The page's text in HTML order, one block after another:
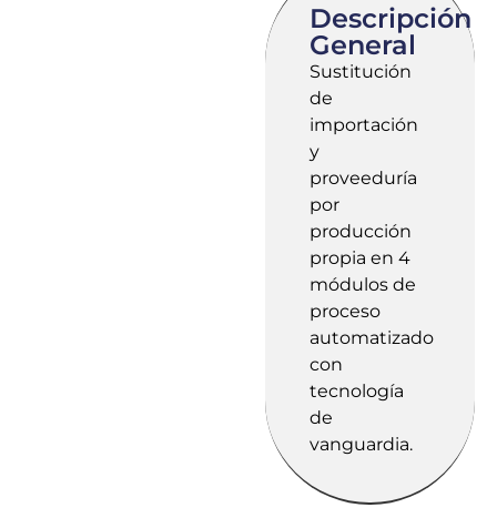
Descripción
General
Sustitución
de
importación
y
proveeduría
por
producción
propia en 4
módulos de
proceso
automatizado
con
tecnología
de
vanguardia.